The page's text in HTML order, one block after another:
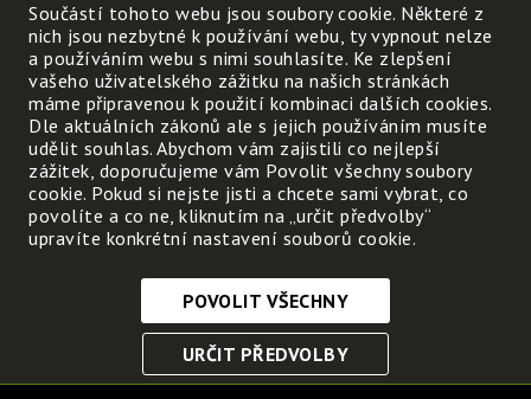
Ověř si tyto vlastnosti – a
napiš si do sešitku další 3
příklady různých věcí a u
která věc tvoří.
Součástí tohoto webu jsou soubory cookie. Některé z
nich jsou nezbytné k používání webu, ty vypnout nelze
a používáním webu s nimi souhlasíte. Ke zlepšení
vašeho uživatelského zážitku na našich stránkách
máme připravenou k použití kombinaci dalších cookies.
Dle aktuálních zákonů ale s jejich používáním musíte
udělit souhlas. Abychom vám zajistili co nejlepší
zážitek, doporučujeme vám Povolit všechny soubory
cookie. Pokud si nejste jisti a chcete sami vybrat, co
povolíte a co ne, kliknutím na „určit předvolby“
upravíte konkrétní nastavení souborů cookie.
Nezbytně nutné cookies
Tyto soubory cookie jsou nezbytné, abyste se mohli
POVOLIT VŠECHNY
URČIT PŘEDVOLBY